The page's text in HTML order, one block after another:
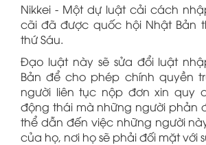
Nikkei - Một dự luật cải cách
cãi đã được quốc hội Nhật Bản
thứ Sáu.
Đạo luật này sẽ sửa đổi luật
Bản để cho phép chính quyền
người liên tục nộp đơn xin quy
động thái mà những người phản
thể dẫn đến việc những người
của họ, nơi họ sẽ phải đối mặt với